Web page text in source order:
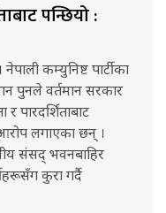
पन्छियो :
नेपाली कम्युनिष्ट पार्टीका
पुनले वर्तमान सरकार
पारदर्शिताबाट
लगाएका छन् ।
संसद् भवनबाहिर
कुरा गर्दै